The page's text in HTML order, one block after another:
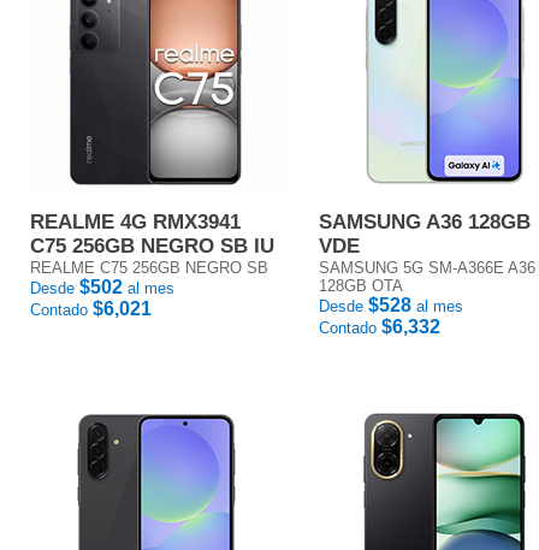
REALME 4G RMX3941
C75 256GB NEGRO SB IU
REALME C75 256GB NEGRO SB
Desde $502 al mes
Contado $6,021
SAMSUNG A36 128GB
VDE
SAMSUNG 5G SM-A366E A36
128GB OTA
Desde $528 al mes
Contado $6,332